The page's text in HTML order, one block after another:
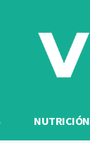
NUTRICIÓN